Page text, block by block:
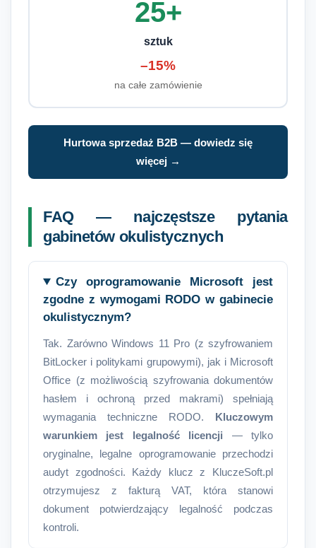
25+
sztuk
–15%
na całe zamówienie
Hurtowa sprzedaż B2B — dowiedz się
więcej →
FAQ — najczęstsze pytania
gabinetów okulistycznych
Czy oprogramowanie Microsoft jest
zgodne z wymogami RODO w gabinecie
okulistycznym?
Tak. Zarówno Windows 11 Pro (z szyfrowaniem
BitLocker i politykami grupowymi), jak i Microsoft
Office (z możliwością szyfrowania dokumentów
hasłem i ochroną przed makrami) spełniają
wymagania techniczne RODO. Kluczowym
warunkiem jest legalność licencji — tylko
oryginalne, legalne oprogramowanie przechodzi
audyt zgodności. Każdy klucz z KluczeSoft.pl
otrzymujesz z fakturą VAT, która stanowi
dokument potwierdzający legalność podczas
kontroli.